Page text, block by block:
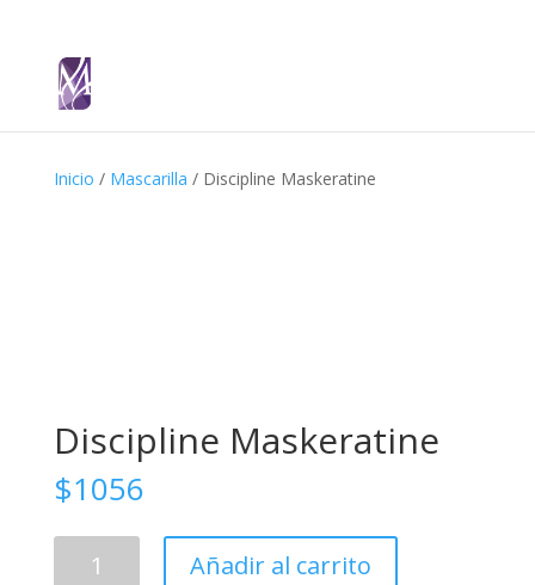
Inicio / Mascarilla / Discipline Maskeratine
Discipline Maskeratine
$1056
Maskeratine
Añadir al carrito